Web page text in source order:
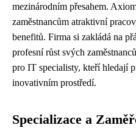
mezinárodním přesahem.
zaměstnancům atraktivní
benefitů. Firma si zakládá na
profesní růst svých
pro IT specialisty, kteří hledají
inovativním prostředí.
Specializace a